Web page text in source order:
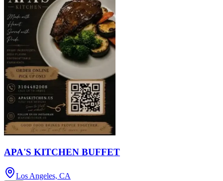
APA'S KITCHEN BUFFET
Los Angeles, CA